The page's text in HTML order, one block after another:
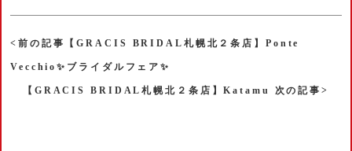
<前の記事【GRACIS BRIDAL札幌北２条店】Ponte
Vecchio✨ブライダルフェア✨
【GRACIS BRIDAL札幌北２条店】Katamu 次の記事>